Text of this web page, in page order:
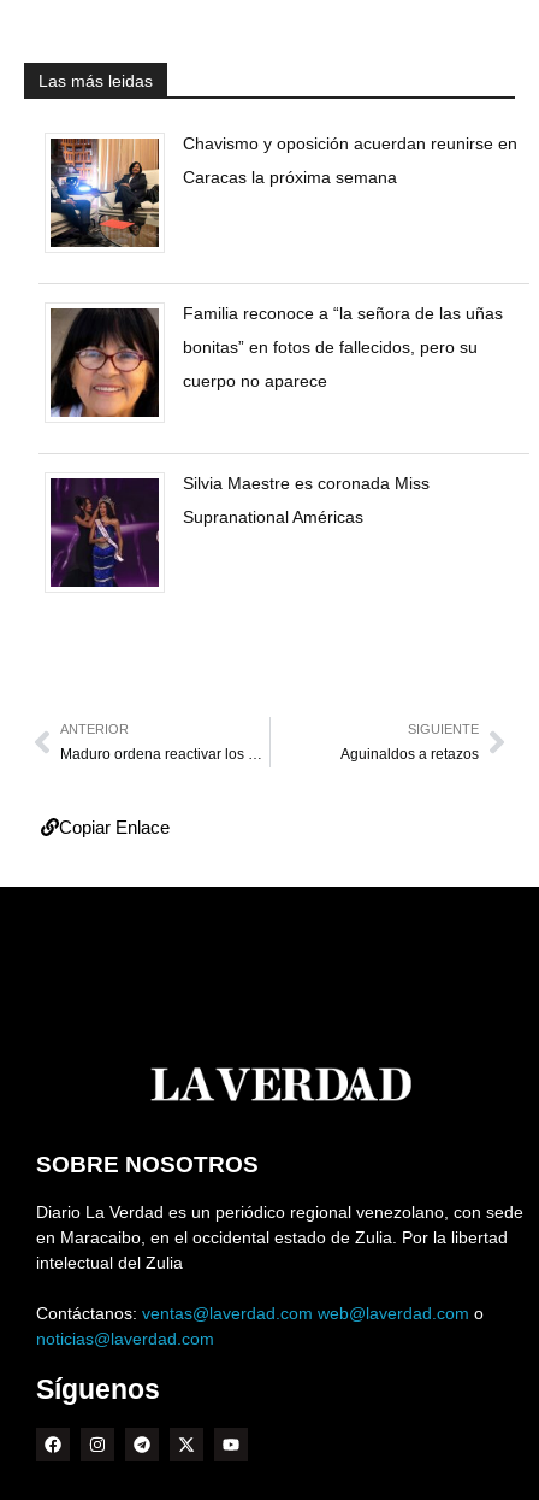
Las más leidas
Chavismo y oposición acuerdan reunirse en
Caracas la próxima semana
Familia reconoce a “la señora de las uñas
bonitas” en fotos de fallecidos, pero su
cuerpo no aparece
Silvia Maestre es coronada Miss
Supranational Américas
ANTERIOR
Maduro ordena reactivar los bancos comunales
SIGUIENTE
Aguinaldos a retazos
Copiar Enlace
SOBRE NOSOTROS
Diario La Verdad es un periódico regional venezolano, con sede
en Maracaibo, en el occidental estado de Zulia. Por la libertad
intelectual del Zulia
Contáctanos: ventas@laverdad.com web@laverdad.com o
noticias@laverdad.com
Síguenos